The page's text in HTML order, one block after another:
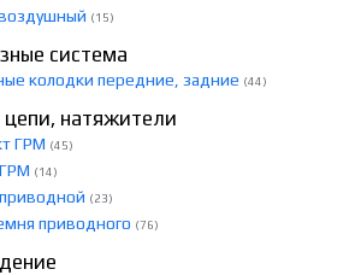
(15)
система
колодки передние, задние (44)
цепи, натяжители
ГРМ (45)
(14)
(23)
приводного (76)